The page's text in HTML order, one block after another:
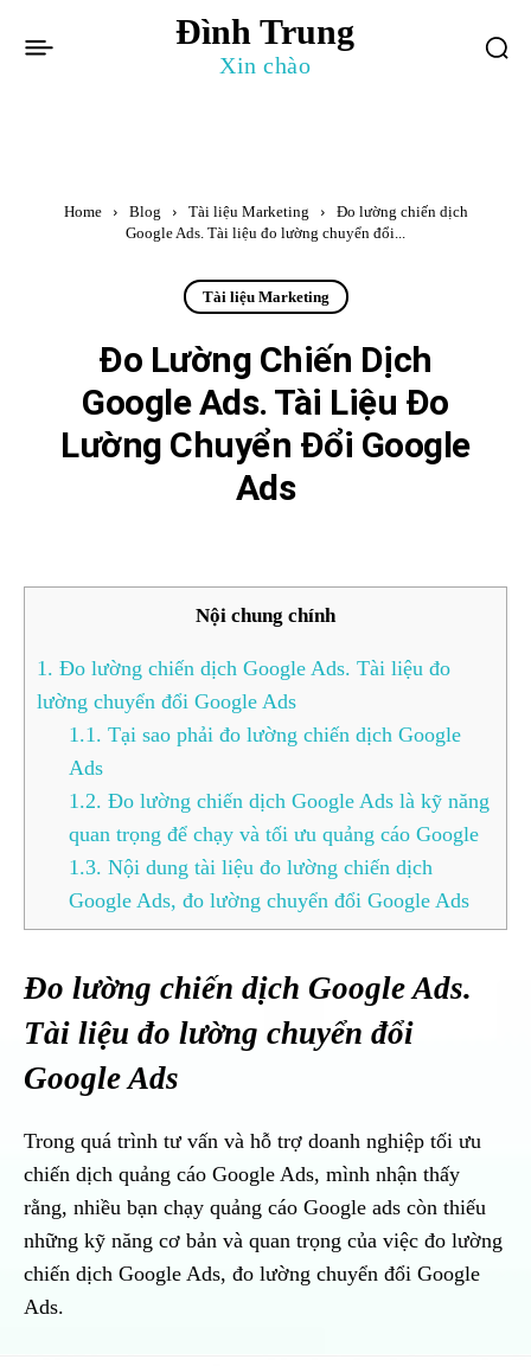
Đình Trung
Xin chào
Home Blog Tài liệu Marketing
Đo lường chiến dịch
Google Ads. Tài liệu đo lường chuyển đổi...
Tài liệu Marketing
Đo Lường Chiến Dịch
Google Ads. Tài Liệu Đo
Lường Chuyển Đổi Google
Ads
Nội chung chính
1. Đo lường chiến dịch Google Ads. Tài liệu đo
lường chuyển đổi Google Ads
1.1. Tại sao phải đo lường chiến dịch Google
Ads
1.2. Đo lường chiến dịch Google Ads là kỹ năng
quan trọng để chạy và tối ưu quảng cáo Google
1.3. Nội dung tài liệu đo lường chiến dịch
Google Ads, đo lường chuyển đổi Google Ads
Đo lường chiến dịch Google Ads.
Tài liệu đo lường chuyển đổi
Google Ads
Trong quá trình tư vấn và hỗ trợ doanh nghiệp tối ưu
chiến dịch quảng cáo Google Ads, mình nhận thấy
rằng, nhiều bạn chạy quảng cáo Google ads còn thiếu
những kỹ năng cơ bản và quan trọng của việc đo lường
chiến dịch Google Ads, đo lường chuyển đổi Google
Ads.